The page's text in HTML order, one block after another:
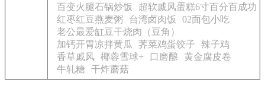
百变火腿石锅炒饭
超软戚风蛋糕6寸百分百成功
红枣红豆燕麦粥
台湾卤肉饭
02面包小吃
老公最爱缸豆干烧肉（豆角）
加钙开胃凉拌黄瓜
荠菜鸡蛋饺子
辣子鸡
香草戚风 椰蓉雪球+ 口磨酿
黄金腐皮卷
牛轧糖 干炸蘑菇